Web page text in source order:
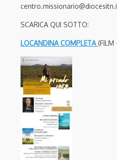
SCARICA QUI SOTTO:
LOCANDINA COMPLETA (FILM